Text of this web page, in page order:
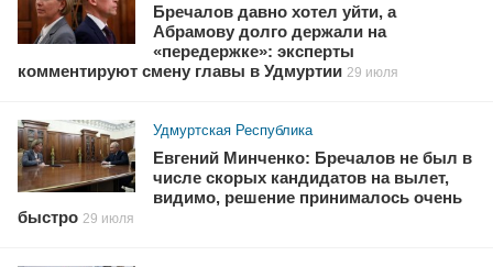
Бречалов давно хотел уйти, а
Абрамову долго держали на
«передержке»: эксперты
комментируют смену главы в Удмуртии 29 июля
Удмуртская Республика
Евгений Минченко: Бречалов не был в
числе скорых кандидатов на вылет,
видимо, решение принималось очень
быстро 29 июля